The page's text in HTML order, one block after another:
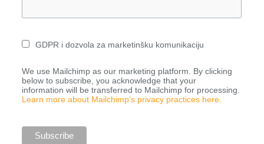
GDPR i dozvola za marketinšku komunikaciju
We use Mailchimp as our marketing platform. By clicking
below to subscribe, you acknowledge that your
information will be transferred to Mailchimp for processing.
Learn more about Mailchimp’s privacy practices here.